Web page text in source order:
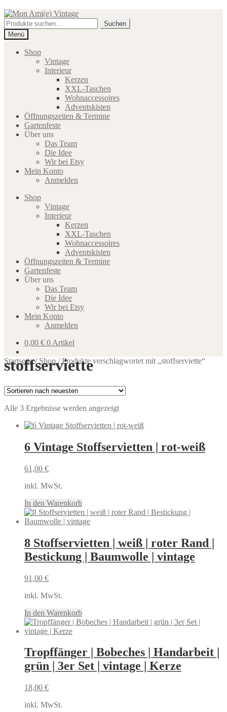
Zur
Navigation
springen
Zum
Inhalt
springen
Suche
nach:
Suchen
Menü
Shop
Vintage
Interieur
Kerzen
XXL-Taschen
Wohnaccessoires
Adventskisten
Öffnungszeiten & Termine
Gartenfeste
Über uns
Das Team
Die Idee
Wir bei Etsy
Mein Konto
Anmelden
Shop
Vintage
Interieur
Kerzen
XXL-Taschen
Wohnaccessoires
Adventskisten
Öffnungszeiten & Termine
Gartenfeste
Über uns
Das Team
Die Idee
Wir bei Etsy
Mein Konto
Anmelden
0,00 € 0 Artikel
Startseite/ Shop /Produkte verschlagwortet mit „stoffserviette“
stoffserviette
Alle 3 Ergebnisse werden angezeigtNach
sortiert
6 Vintage Stoffservietten | rot-weiß
61,00 €
inkl. MwSt.
In den Warenkorb
8 Stoffservietten | weiß | roter Rand |
Bestickung | Baumwolle | vintage
91,00 €
inkl. MwSt.
In den Warenkorb
Tropffänger | Bobeches | Handarbeit |
grün | 3er Set | vintage | Kerze
18,00 €
inkl. MwSt.